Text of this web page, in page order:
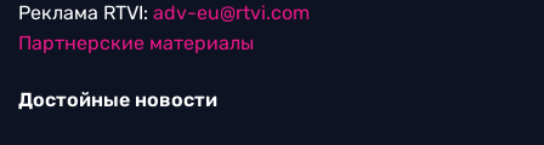
Реклама RTVI: adv-eu@rtvi.com
Партнерские материалы
Достойные новости